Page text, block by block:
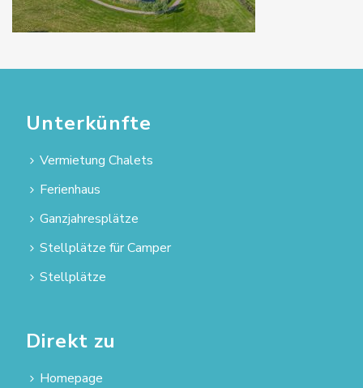
Unterkünfte
Vermietung Chalets
Ferienhaus
Ganzjahresplätze
Stellplätze für Camper
Stellplätze
Direkt zu
Homepage